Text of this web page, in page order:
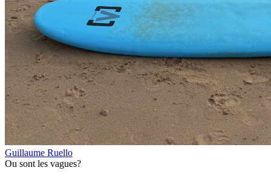
Guillaume Ruello
Ou sont les vagues?